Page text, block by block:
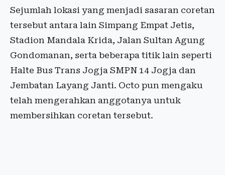
Sejumlah lokasi yang menjadi sasaran coretan
tersebut antara lain Simpang Empat Jetis,
Stadion Mandala Krida, Jalan Sultan Agung
Gondomanan, serta beberapa titik lain seperti
Halte Bus Trans Jogja SMPN 14 Jogja dan
Jembatan Layang Janti. Octo pun mengaku
telah mengerahkan anggotanya untuk
membersihkan coretan tersebut.